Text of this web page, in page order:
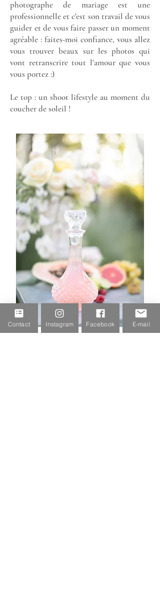
photographe de mariage est une
professionnelle et c'est son travail de vous
guider et de vous faire passer un moment
agréable : faites-moi confiance, vous allez
vous trouver beaux sur les photos qui
vont retranscrire tout l'amour que vous
vous portez :)
Le top : un shoot lifestyle au moment du
coucher de soleil !
Contact Instagram Facebook E-mail